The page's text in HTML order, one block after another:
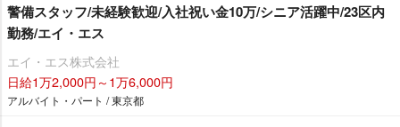
警備スタッフ/未経験歓迎/入社祝い金10万/シニア活躍中/23区内
勤務/エイ・エス
エイ・エス株式会社
日給1万2,000円～1万6,000円
アルバイト・パート / 東京都